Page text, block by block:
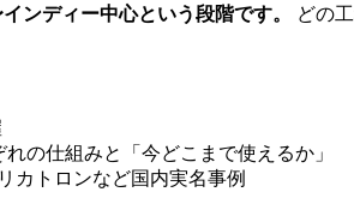
ンディー中心という段階です。
どの
の仕組みと「今どこまで使えるか」
カトロンなど国内実名事例